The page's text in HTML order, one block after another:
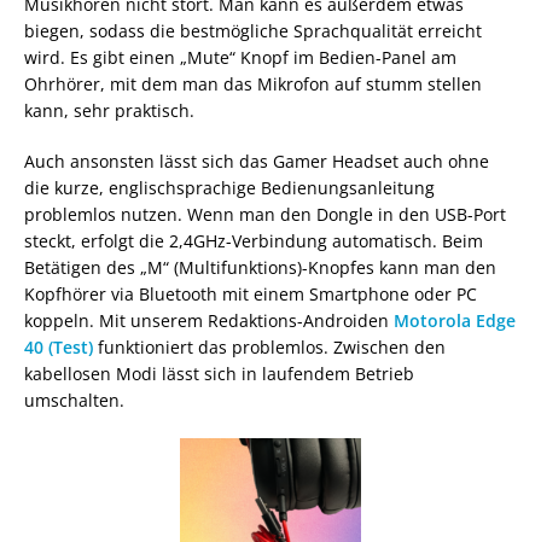
biegen, sodass die bestmögliche Sprachqualität erreicht
wird. Es gibt einen „Mute“ Knopf im Bedien-Panel am
Ohrhörer, mit dem man das Mikrofon auf stumm stellen
kann, sehr praktisch.
Auch ansonsten lässt sich das Gamer Headset auch ohne
die kurze, englischsprachige Bedienungsanleitung
problemlos nutzen. Wenn man den Dongle in den USB-Port
steckt, erfolgt die 2,4GHz-Verbindung automatisch. Beim
Betätigen des „M“ (Multifunktions)-Knopfes kann man den
Kopfhörer via Bluetooth mit einem Smartphone oder PC
koppeln. Mit unserem Redaktions-Androiden Motorola Edge
40 (Test) funktioniert das problemlos. Zwischen den
kabellosen Modi lässt sich in laufendem Betrieb
umschalten.